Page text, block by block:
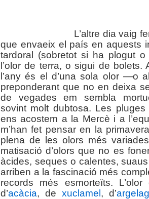
L’altre dia vaig
que envaeix el país en aquests
tardoral (sobretot si ha plogut o
l’olor de terra, o sigui de bolets.
l’any és el d’una sola olor —o
preponderant que no en deixa
de vegades em sembla
sovint molt dubtosa. Les
ens acostem a la Mercè i a
m’han fet pensar en la
plena de les olors més
matisació d’olors que no es
àcides, seques o calentes,
arriben a la fascinació més
records més esmorteïts.
d’acàcia, de xuclamel , d’